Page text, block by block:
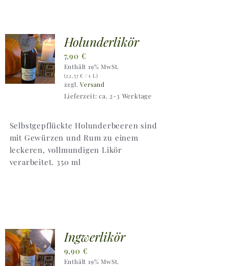
Holunderlikör
7,90 €
Enthält 19% MwSt.
(22,57€ / 1 L)
zzgl.Versand
Lieferzeit: ca. 2-3 Werktage
Selbstgepflückte Holunderbeeren sind
mit Gewürzen und Rum zu einem
leckeren, vollmundigen Likör
verarbeitet. 350 ml
Ingwerlikör
9,90 €
Enthält 19% MwSt.